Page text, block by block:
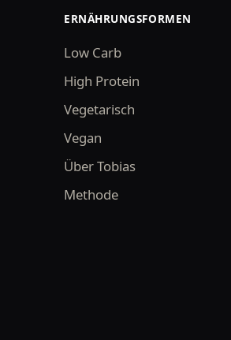
ERNÄHRUNGSFORMEN
Low Carb
High Protein
Vegetarisch
Vegan
Über Tobias
Methode